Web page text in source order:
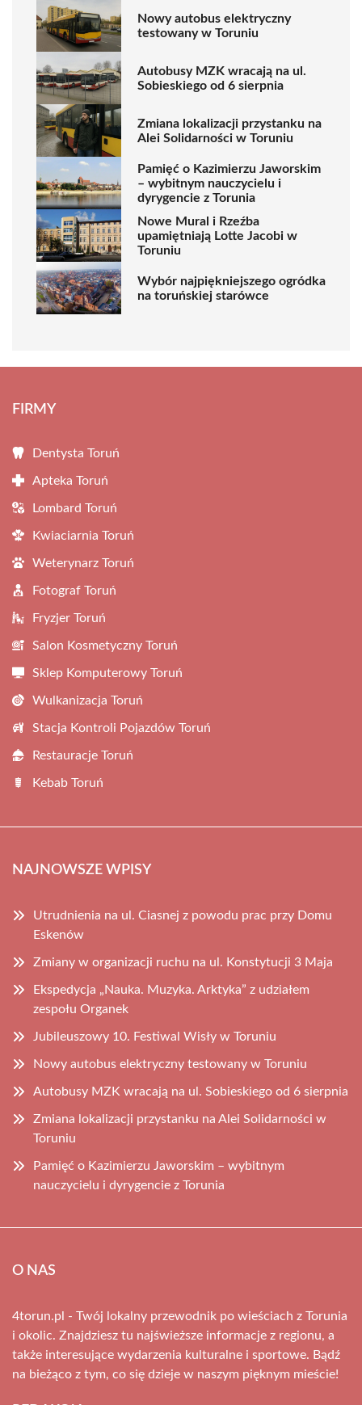
Nowy autobus elektryczny
testowany w Toruniu
Autobusy MZK wracają na ul.
Sobieskiego od 6 sierpnia
Zmiana lokalizacji przystanku na
Alei Solidarności w Toruniu
Pamięć o Kazimierzu Jaworskim
– wybitnym nauczycielu i
dyrygencie z Torunia
Nowe Mural i Rzeźba
upamiętniają Lotte Jacobi w
Toruniu
Wybór najpiękniejszego ogródka
na toruńskiej starówce
FIRMY
Dentysta Toruń
Apteka Toruń
Lombard Toruń
Kwiaciarnia Toruń
Weterynarz Toruń
Fotograf Toruń
Fryzjer Toruń
Salon Kosmetyczny Toruń
Sklep Komputerowy Toruń
Wulkanizacja Toruń
Stacja Kontroli Pojazdów Toruń
Restauracje Toruń
Kebab Toruń
NAJNOWSZE WPISY
Utrudnienia na ul. Ciasnej z powodu prac przy Domu
Eskenów
Zmiany w organizacji ruchu na ul. Konstytucji 3 Maja
Ekspedycja „Nauka. Muzyka. Arktyka” z udziałem
zespołu Organek
Jubileuszowy 10. Festiwal Wisły w Toruniu
Nowy autobus elektryczny testowany w Toruniu
Autobusy MZK wracają na ul. Sobieskiego od 6 sierpnia
Zmiana lokalizacji przystanku na Alei Solidarności w
Toruniu
Pamięć o Kazimierzu Jaworskim – wybitnym
nauczycielu i dyrygencie z Torunia
O NAS
4torun.pl - Twój lokalny przewodnik po wieściach z Torunia
i okolic. Znajdziesz tu najświeższe informacje z regionu, a
także interesujące wydarzenia kulturalne i sportowe. Bądź
na bieżąco z tym, co się dzieje w naszym pięknym mieście!